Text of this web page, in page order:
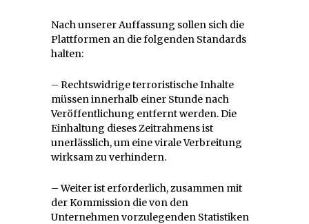
Nach unserer Auffassung sollen sich die
Plattformen an die folgenden Standards
halten:
– Rechtswidrige terroristische Inhalte
müssen innerhalb einer Stunde nach
Veröffentlichung entfernt werden. Die
Einhaltung dieses Zeitrahmens ist
unerlässlich, um eine virale Verbreitung
wirksam zu verhindern.
– Weiter ist erforderlich, zusammen mit
der Kommission die von den
Unternehmen vorzulegenden Statistiken